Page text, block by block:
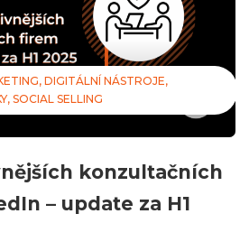
DIGITÁLNÍ NÁSTROJE
SOCIAL SELLING
konzultačních
– update za H1